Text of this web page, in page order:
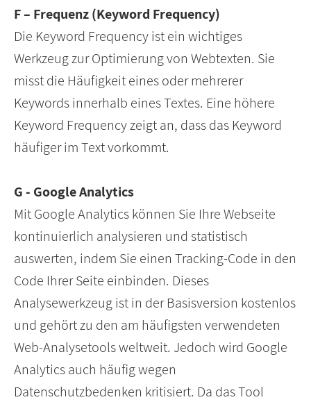
F – Frequenz (Keyword Frequency)
Die Keyword Frequency ist ein wichtiges
Werkzeug zur Optimierung von Webtexten. Sie
misst die Häufigkeit eines oder mehrerer
Keywords innerhalb eines Textes. Eine höhere
Keyword Frequency zeigt an, dass das Keyword
häufiger im Text vorkommt.
G - Google Analytics
Mit Google Analytics können Sie Ihre Webseite
kontinuierlich analysieren und statistisch
auswerten, indem Sie einen Tracking-Code in den
Code Ihrer Seite einbinden. Dieses
Analysewerkzeug ist in der Basisversion kostenlos
und gehört zu den am häufigsten verwendeten
Web-Analysetools weltweit. Jedoch wird Google
Analytics auch häufig wegen
Datenschutzbedenken kritisiert. Da das Tool